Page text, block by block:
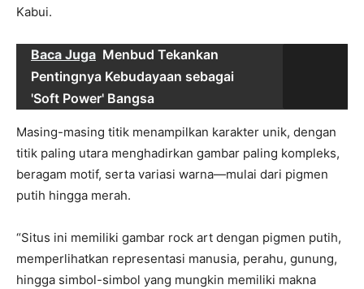
Kabui.
Baca Juga Menbud Tekankan
Pentingnya Kebudayaan sebagai
'Soft Power' Bangsa
Masing-masing titik menampilkan karakter unik, dengan
titik paling utara menghadirkan gambar paling kompleks,
beragam motif, serta variasi warna—mulai dari pigmen
putih hingga merah.
“Situs ini memiliki gambar rock art dengan pigmen putih,
memperlihatkan representasi manusia, perahu, gunung,
hingga simbol-simbol yang mungkin memiliki makna